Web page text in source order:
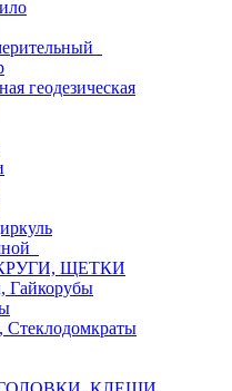
геодезическая
ЩЕТКИ
Гайкорубы
Стеклодомкраты